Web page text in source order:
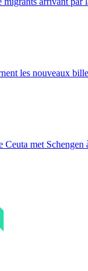
les nouveaux
Ceuta met Schengen